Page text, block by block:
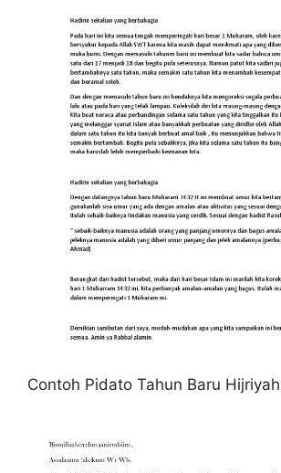
Contoh Pidato Tahun Baru Hijriyah